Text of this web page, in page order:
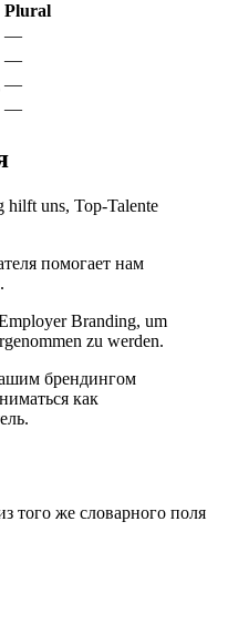
Plural
—
—
—
—
hilft uns, Top-Talente
помогает нам
Branding, um
zu werden.
брендингом
как
того же словарного поля